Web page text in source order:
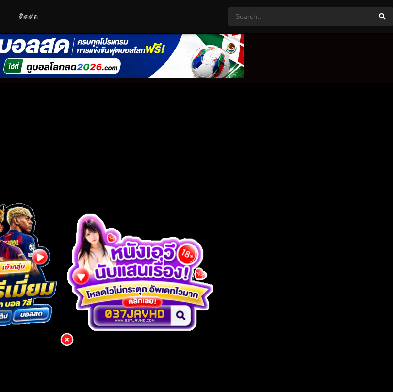
ติดต่อ